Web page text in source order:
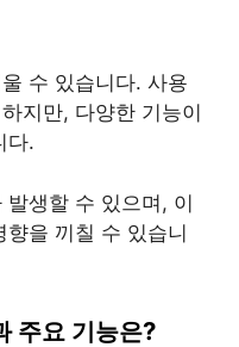
수 있습니다. 사용
지만, 다양한 기능이
다.
생할 수 있으며, 이
을 끼칠 수 있습니
주요 기능은?